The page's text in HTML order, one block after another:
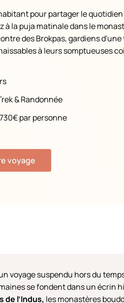
pour partager le
à la puja matinale dans le
des Brokpas, gardiens
à leurs somptueuses
& Randonnée
730€ par personne
voyage
voyage suspendu hors du
se fondent dans un écrin
de l’Indus, les monastères